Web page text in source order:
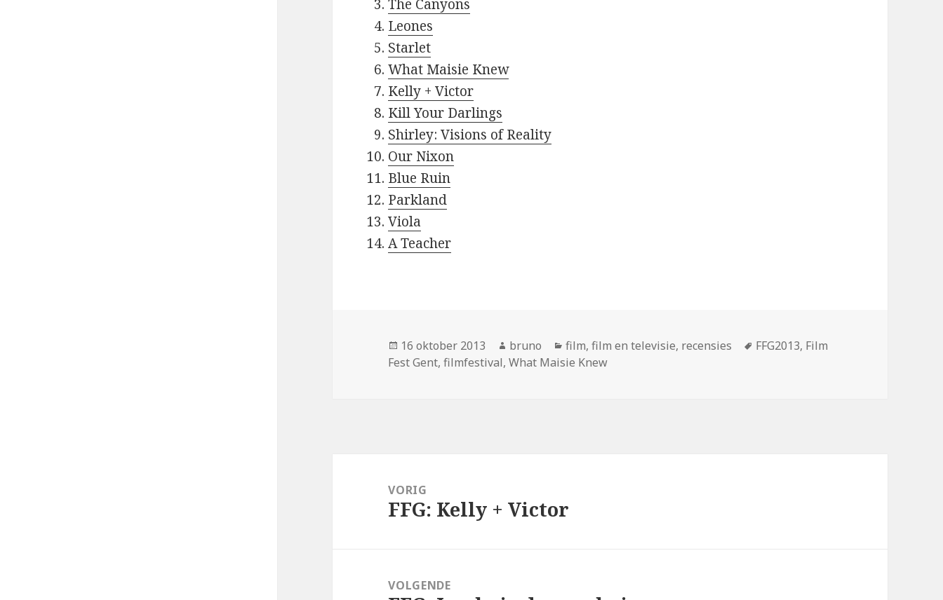
The Canyons
Leones
Starlet
What Maisie Knew
Kelly + Victor
Kill Your Darlings
Shirley: Visions of Reality
Our Nixon
Blue Ruin
Parkland
Viola
A Teacher
Geplaatst
op
16 oktober 2013 Auteur
bruno Categorieën
film,film en televisie, recensies Tags
FFG2013, Film
Fest Gent,filmfestival,What Maisie Knew
navigatieVORIG
Vorig
FFG: Kelly + Victor
VOLGENDE